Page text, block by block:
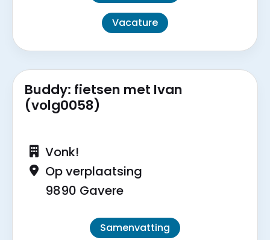
Vacature
Buddy: fietsen met Ivan
(volg0058)
Vonk!
Op verplaatsing
9890 Gavere
Samenvatting